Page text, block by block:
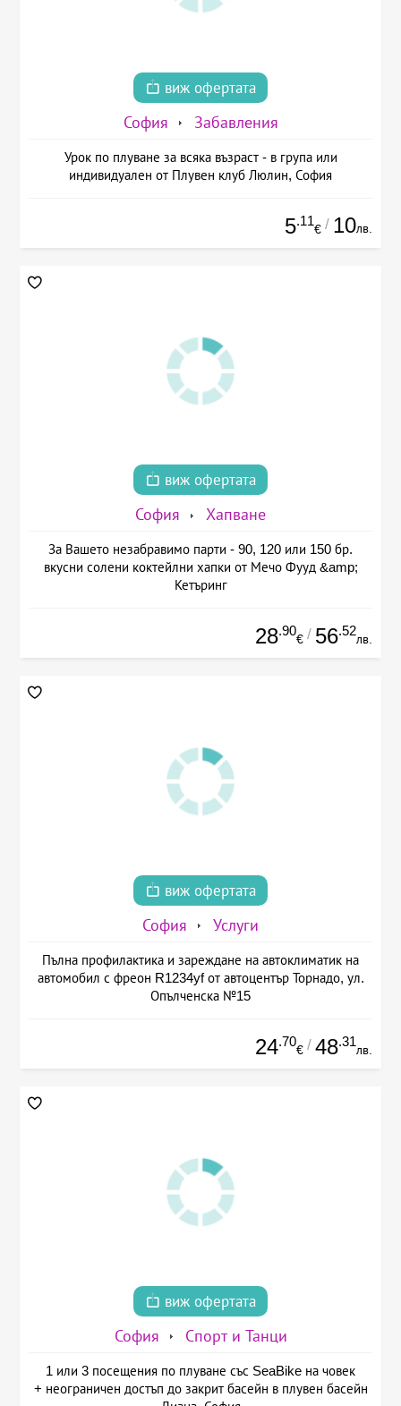
виж офертата
София Забавления
Урок по плуване за всяка възраст - в група или
индивидуален от Плувен клуб Люлин, София
5.11
€ / 10лв.
виж офертата
София Хапване
За Вашето незабравимо парти - 90, 120 или 150 бр.
вкусни солени коктейлни хапки от Мечо Фууд &amp;
Кетъринг
28.90
€ / 56.52
лв.
виж офертата
София Услуги
Пълна профилактика и зареждане на автоклиматик на
автомобил с фреон R1234yf от автоцентър Торнадо, ул.
Опълченска №15
24.70
€ / 48.31
лв.
виж офертата
София Спорт и Танци
1 или 3 посещения по плуване със SeaBike на човек
+ неограничен достъп до закрит басейн в плувен басейн